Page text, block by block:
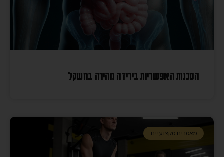
הסכנות האפשריות בירידה מהירה במשקל
מאמרים מקצועיים